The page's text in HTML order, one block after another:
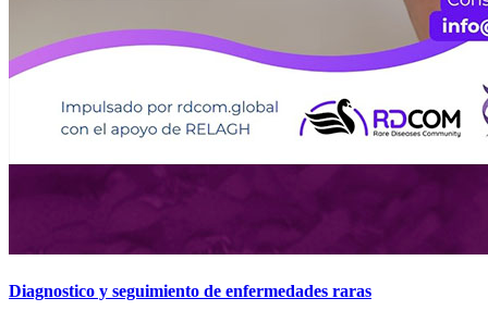
Diagnostico y seguimiento de enfermedades raras